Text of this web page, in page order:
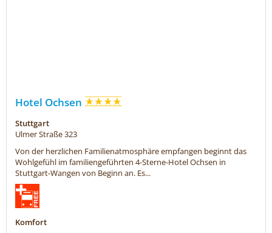
Hotel Ochsen
Stuttgart
Ulmer Straße 323
Von der herzlichen Familienatmosphäre empfangen beginnt das
Wohlgefühl im familiengeführten 4-Sterne-Hotel Ochsen in
Stuttgart-Wangen von Beginn an. Es...
Komfort